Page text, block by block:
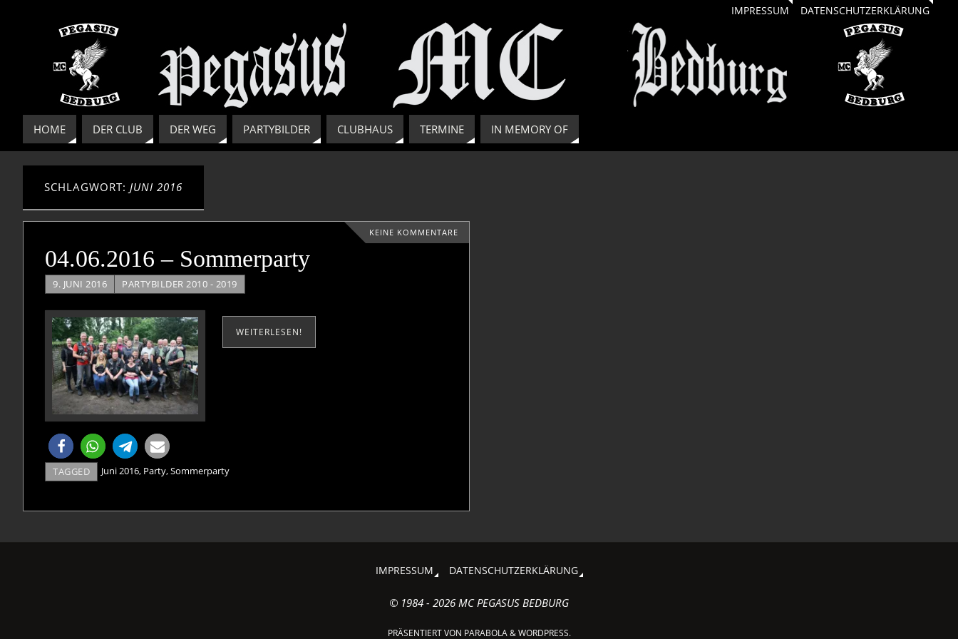
IMPRESSUM DATENSCHUTZERKLÄRUNG
HOME DER CLUB DER WEG PARTYBILDER CLUBHAUS TERMINE IN MEMORY OF
SCHLAGWORT: JUNI 2016
KEINE KOMMENTARE
04.06.2016 – Sommerparty
9. JUNI 2016 PARTYBILDER 2010 - 2019
WEITERLESEN!
TAGGED Juni 2016, Party,Sommerparty
IMPRESSUM DATENSCHUTZERKLÄRUNG
© 1984 - 2026 MC PEGASUS BEDBURG
PRÄSENTIERT VON PARABOLA&WORDPRESS.